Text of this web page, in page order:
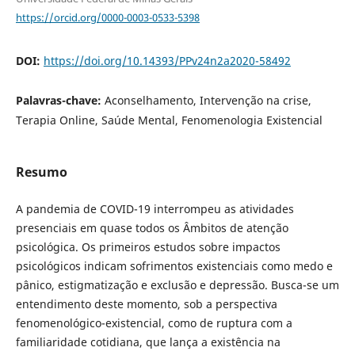
https://orcid.org/0000-0003-0533-5398
DOI: https://doi.org/10.14393/PPv24n2a2020-58492
Palavras-chave: Aconselhamento, Intervenção na crise,
Terapia Online, Saúde Mental, Fenomenologia Existencial
Resumo
A pandemia de COVID-19 interrompeu as atividades
presenciais em quase todos os Âmbitos de atenção
psicológica. Os primeiros estudos sobre impactos
psicológicos indicam sofrimentos existenciais como medo e
pânico, estigmatização e exclusão e depressão. Busca-se um
entendimento deste momento, sob a perspectiva
fenomenológico-existencial, como de ruptura com a
familiaridade cotidiana, que lança a existência na